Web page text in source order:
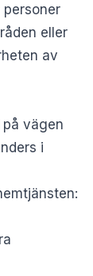
personer
eller
av
vägen
i